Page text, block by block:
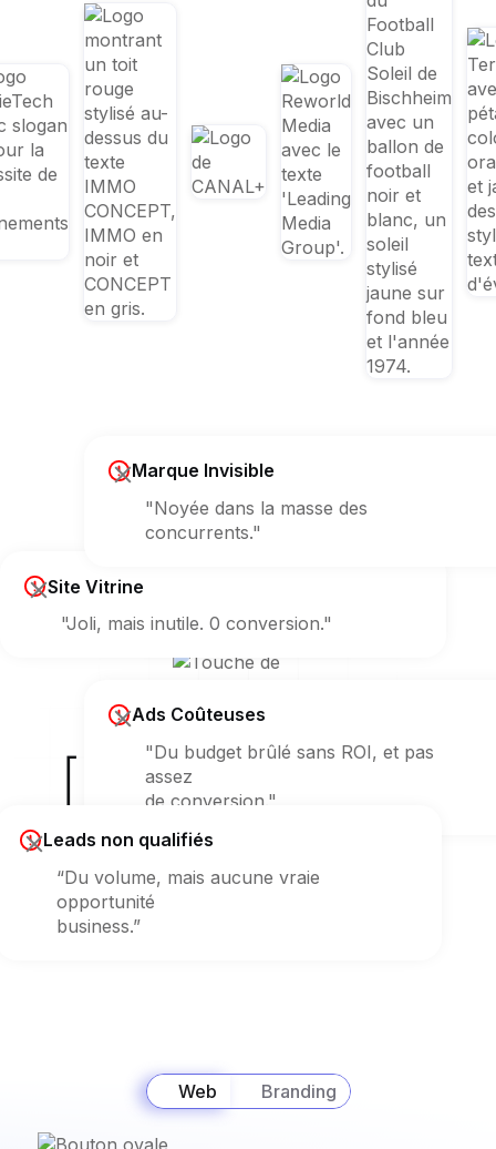
Ads Coûteuses
"Du budget brûlé sans ROI, et pas
assez
de conversion."
Leads non qualifiés
“Du volume, mais aucune vraie
opportunité
business.”
Site Vitrine
"Joli, mais inutile. 0 conversion."
Marque Invisible
"Noyée dans la masse des
concurrents."
[ Erreur 404 ]
sur votre croissance ?
Web Branding